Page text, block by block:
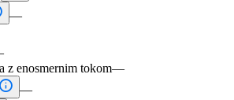
—
z enosmernim tokom—
 —